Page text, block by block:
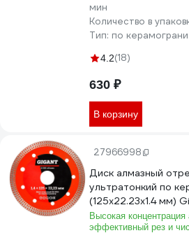
мин
Количество в
Тип: по
4.2(18)
630 ₽
В корзину
27966998
Диск алмазный
ультратонкий по
(125x22.23х1.4 мм)
Высокая
эффективный рез и